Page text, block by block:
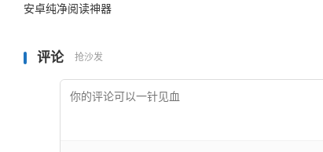
安卓纯净阅读神器
评论 抢沙发